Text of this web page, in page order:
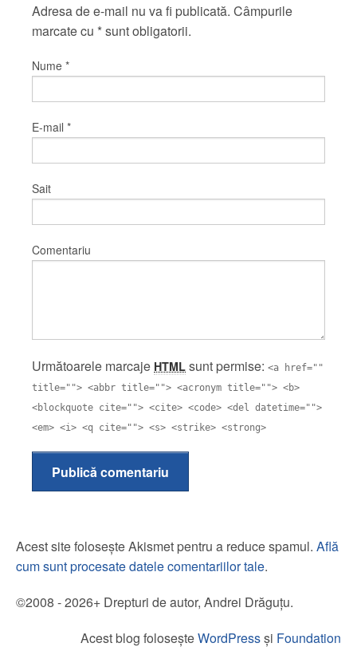
Adresa de e-mail nu va fi publicată. Câmpurile
marcate cu *sunt obligatorii.
Nume *
E-mail *
Sait
Comentariu
Următoarele marcaje HTML sunt permise: <a href=""
title=""> <abbr title=""> <acronym title=""> <b>
<blockquote cite=""> <cite> <code> <del datetime="">
<em> <i> <q cite=""> <s> <strike> <strong>
Publică comentariu
Acest site folosește Akismet pentru a reduce spamul. Află
cum sunt procesate datele comentariilor tale.
©2008 - 2026+ Drepturi de autor, Andrei Drăguțu.
Acest blog foloseșteWordPressși Foundation